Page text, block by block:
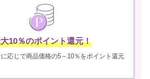
10％のポイント還元！
応じで商品価格の5～10％をポイント還元